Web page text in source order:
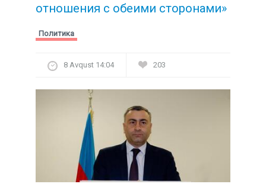
отношения с обеими сторонами»
Политика
8 Avqust 14:04 203